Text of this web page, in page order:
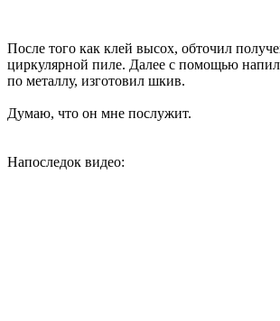
После того как клей высох, обточил
циркулярной пиле. Далее с помощью
по металлу, изготовил шкив.
Думаю, что он мне послужит.
Напоследок видео: